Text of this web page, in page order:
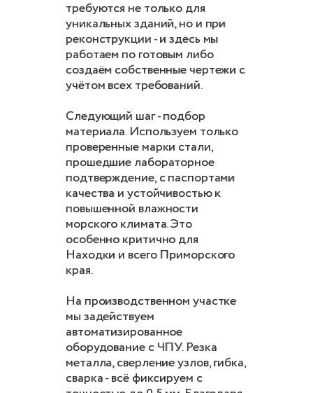
требуются не только для
уникальных зданий, но и при
реконструкции - и здесь мы
работаем по готовым либо
создаём собственные чертежи с
учётом всех требований.
Следующий шаг - подбор
материала. Используем только
проверенные марки стали,
прошедшие лабораторное
подтверждение, с паспортами
качества и устойчивостью к
повышенной влажности
морского климата. Это
особенно критично для
Находки и всего Приморского
края.
На производственном участке
мы задействуем
автоматизированное
оборудование с ЧПУ. Резка
металла, сверление узлов, гибка,
сварка - всё фиксируем с